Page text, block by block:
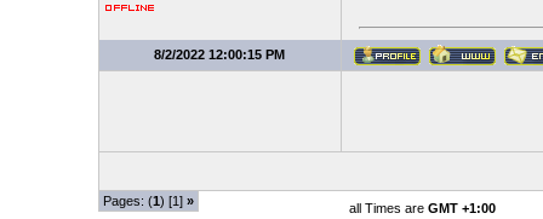
8/2/2022 12:00:15 PM
Pages: (1) [1] » all Times are GMT +1:00